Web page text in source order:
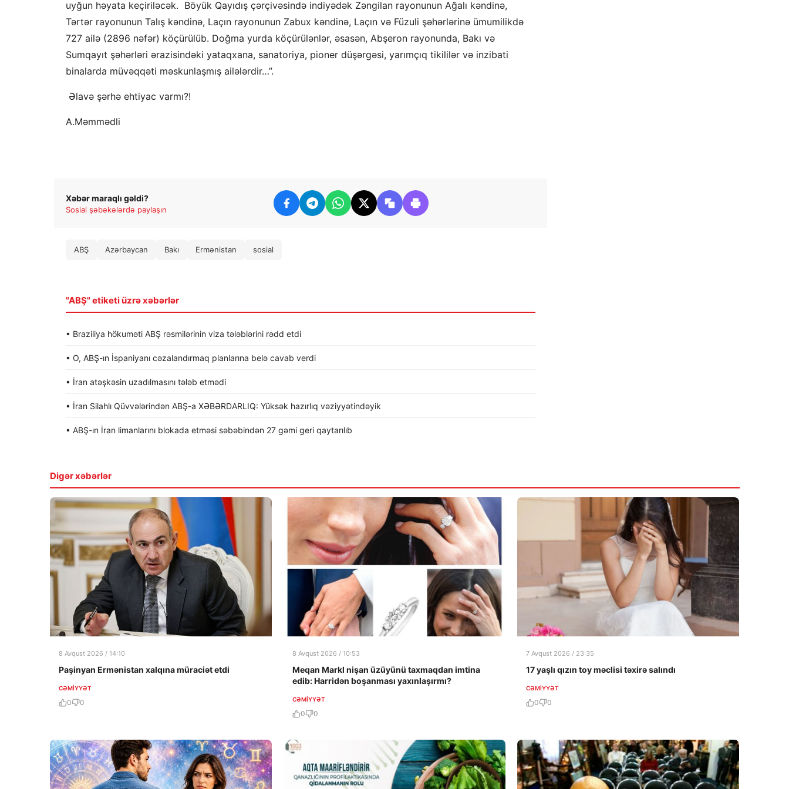
uyğun həyata keçiriləcək. Böyük Qayıdış çərçivəsində indiyədək Zəngilan rayonunun Ağalı kəndinə,
Tərtər rayonunun Talış kəndinə, Laçın rayonunun Zabux kəndinə, Laçın və Füzuli şəhərlərinə ümumilikdə
727 ailə (2896 nəfər) köçürülüb. Doğma yurda köçürülənlər, əsasən, Abşeron rayonunda, Bakı və
Sumqayıt şəhərləri ərazisindəki yataqxana, sanatoriya, pioner düşərgəsi, yarımçıq tikililər və inzibati
binalarda müvəqqəti məskunlaşmış ailələrdir…”.
Əlavə şərhə ehtiyac varmı?!
A.Məmmədli
Xəbər maraqlı gəldi?
Sosial şəbəkələrdə paylaşın
ABŞ Azərbaycan Bakı Ermənistan sosial
"ABŞ" etiketi üzrə xəbərlər
• Braziliya hökuməti ABŞ rəsmilərinin viza tələblərini rədd etdi
• O, ABŞ-ın İspaniyanı cəzalandırmaq planlarına belə cavab verdi
• İran atəşkəsin uzadılmasını tələb etmədi
• İran Silahlı Qüvvələrindən ABŞ-a XƏBƏRDARLIQ: Yüksək hazırlıq vəziyyətindəyik
• ABŞ-ın İran limanlarını blokada etməsi səbəbindən 27 gəmi geri qaytarılıb
Digər xəbərlər
8 Avqust 2026 / 14:10
Paşinyan Ermənistan xalqına müraciət etdi
CƏMIYYƏT
0 0
8 Avqust 2026 / 10:53
Meqan Markl nişan üzüyünü taxmaqdan imtina
edib: Harridən boşanması yaxınlaşırmı?
CƏMIYYƏT
0 0
7 Avqust 2026 / 23:35
17 yaşlı qızın toy məclisi təxirə salındı
CƏMIYYƏT
0 0